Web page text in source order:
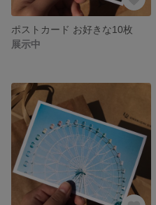
ポストカード お好きな10枚
展示中